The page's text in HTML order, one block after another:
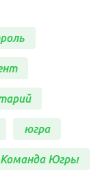
югра
Команда Югры